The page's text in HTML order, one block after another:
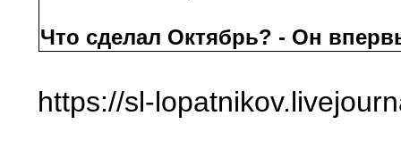
Что сделал Октябрь? - Он
https://sl-